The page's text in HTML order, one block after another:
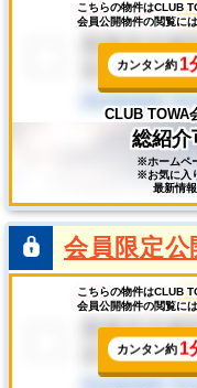
こちらの物件はCLUB
会員公開物件の閲覧に
カンタン約 1
CLUB TOWA
総紹介
※ホームペ
※お気に入
最新情
会員限定公
こちらの物件はCLUB
会員公開物件の閲覧に
カンタン約 1